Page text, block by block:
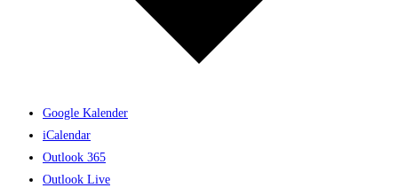
Google Kalender
iCalendar
Outlook 365
Outlook Live